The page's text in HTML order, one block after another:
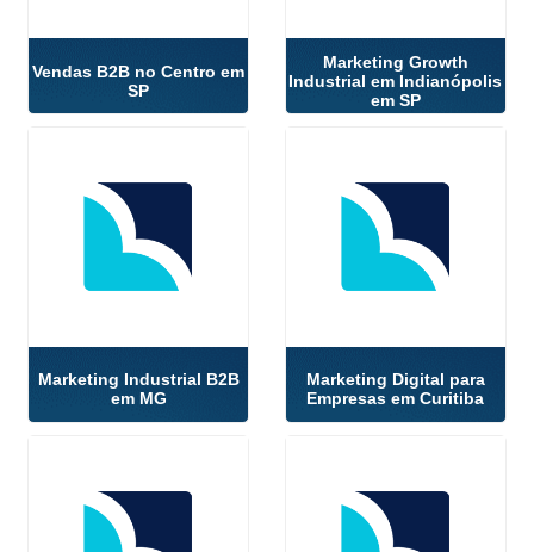
Vendas B2B no Centro em
SP
Marketing Growth
Industrial em Indianópolis
em SP
Marketing Industrial B2B
em MG
Marketing Digital para
Empresas em Curitiba